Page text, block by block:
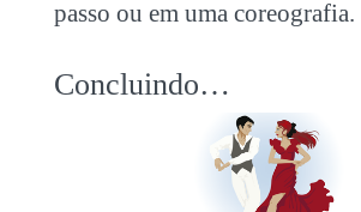
passo ou em uma coreografia.
Concluindo…